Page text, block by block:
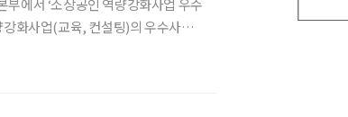
에서 ‘소상공인 역량강화사업 우수